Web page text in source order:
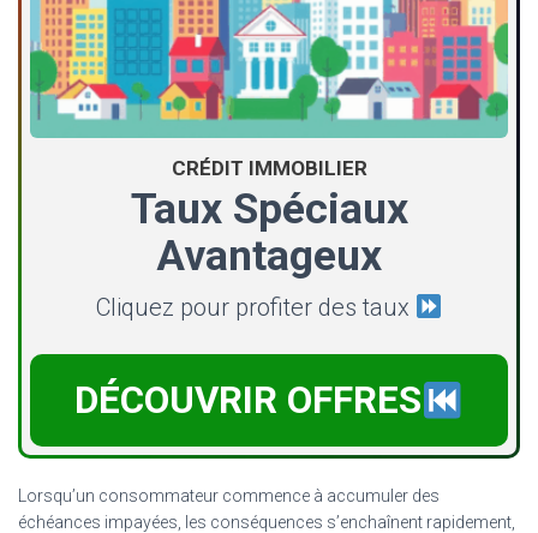
CRÉDIT IMMOBILIER
Taux Spéciaux
Avantageux
Cliquez pour profiter des taux
DÉCOUVRIR OFFRES
Lorsqu’un consommateur commence à accumuler des
échéances impayées, les conséquences s’enchaînent rapidement,